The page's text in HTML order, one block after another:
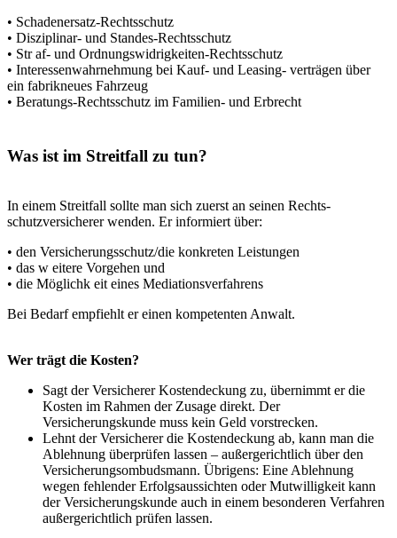
• Schadenersatz-Rechtsschutz
• Disziplinar- und Standes-Rechtsschutz
• Str af- und Ordnungswidrigkeiten-Rechtsschutz
• Interessenwahrnehmung bei Kauf- und Leasing- verträgen über
ein fabrikneues Fahrzeug
• Beratungs-Rechtsschutz im Familien- und Erbrecht
Was ist im Streitfall zu tun?
In einem Streitfall sollte man sich zuerst an seinen Rechts-
schutzversicherer wenden. Er informiert über:
• den Versicherungsschutz/die konkreten Leistungen
• das w eitere Vorgehen und
• die Möglichk eit eines Mediationsverfahrens
Bei Bedarf empfiehlt er einen kompetenten Anwalt.
Wer trägt die Kosten?
Sagt der Versicherer Kostendeckung zu, übernimmt er die
Kosten im Rahmen der Zusage direkt. Der
Versicherungskunde muss kein Geld vorstrecken.
Lehnt der Versicherer die Kostendeckung ab, kann man die
Ablehnung überprüfen lassen – außergerichtlich über den
Versicherungsombudsmann. Übrigens: Eine Ablehnung
wegen fehlender Erfolgsaussichten oder Mutwilligkeit kann
der Versicherungskunde auch in einem besonderen Verfahren
außergerichtlich prüfen lassen.